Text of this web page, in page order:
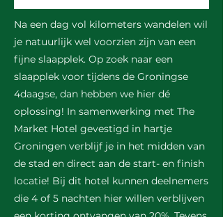
Na een dag vol kilometers wandelen wil
je natuurlijk wel voorzien zijn van een
fijne slaapplek. Op zoek naar een
slaapplek voor tijdens de Groningse
4daagse, dan hebben we hier dé
oplossing! In samenwerking met The
Market Hotel gevestigd in hartje
Groningen verblijf je in het midden van
de stad en direct aan de start- en finish
locatie! Bij dit hotel kunnen deelnemers
die 4 of 5 nachten hier willen verblijven